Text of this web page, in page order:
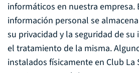
informáticos en nuestra empresa.
información personal se
su privacidad y la seguridad de
el tratamiento de la misma.
instalados físicamente en Club La